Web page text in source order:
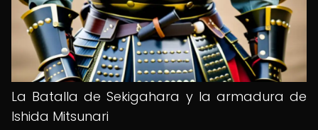
La Batalla de Sekigahara y la armadura de
Ishida Mitsunari